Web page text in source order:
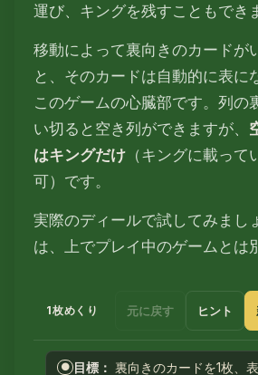
運び、キングを残すこともでき
移動によって裏向きのカードが
と、そのカードは自動的に表に
このゲームの心臓部です。列の
い切ると空き列ができますが、
はキングだけ（キングに載って
可）です。
実際のディールで試してみま
は、上でプレイ中のゲームとは
1枚めくり 元に戻す ヒント
● 目標： 裏向きのカードを1枚、